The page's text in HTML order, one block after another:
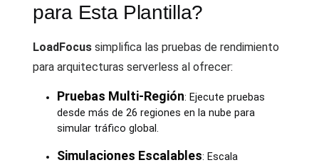
para Esta Plantilla?
LoadFocus simplifica las pruebas de rendimiento
para arquitecturas serverless al ofrecer:
Pruebas Multi-Región: Ejecute pruebas
desde más de 26 regiones en la nube para
simular tráfico global.
Simulaciones Escalables: Escala